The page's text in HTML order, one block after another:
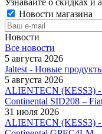
Новости магазина
Новости
Все новости
5 августа 2026
Jaltest - Новые
5 августа 2026
ALIENTECN (KESS3)
Continental SID208 –
31 июля 2026
ALIENTECN (KESS3)